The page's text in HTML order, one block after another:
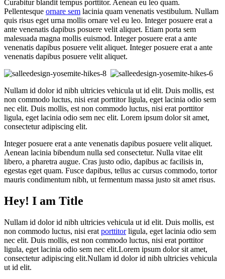
Curabitur blandit tempus porttitor. Aenean eu leo quam.
Pellentesque ornare sem lacinia quam venenatis vestibulum. Nullam
quis risus eget urna mollis ornare vel eu leo. Integer posuere erat a
ante venenatis dapibus posuere velit aliquet. Etiam porta sem
malesuada magna mollis euismod. Integer posuere erat a ante
venenatis dapibus posuere velit aliquet. Integer posuere erat a ante
venenatis dapibus posuere velit aliquet.
Nullam id dolor id nibh ultricies vehicula ut id elit. Duis mollis, est
non commodo luctus, nisi erat porttitor ligula, eget lacinia odio sem
nec elit. Duis mollis, est non commodo luctus, nisi erat porttitor
ligula, eget lacinia odio sem nec elit. Lorem ipsum dolor sit amet,
consectetur adipiscing elit.
Integer posuere erat a ante venenatis dapibus posuere velit aliquet.
Aenean lacinia bibendum nulla sed consectetur. Nulla vitae elit
libero, a pharetra augue. Cras justo odio, dapibus ac facilisis in,
egestas eget quam. Fusce dapibus, tellus ac cursus commodo, tortor
mauris condimentum nibh, ut fermentum massa justo sit amet risus.
Hey! I am Title
Nullam id dolor id nibh ultricies vehicula ut id elit. Duis mollis, est
non commodo luctus, nisi erat porttitorligula, eget lacinia odio sem
nec elit. Duis mollis, est non commodo luctus, nisi erat porttitor
ligula, eget lacinia odio sem nec elit.Lorem ipsum dolor sit amet,
consectetur adipiscing elit.Nullam id dolor id nibh ultricies vehicula
ut id elit.